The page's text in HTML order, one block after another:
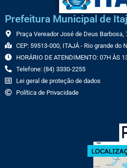
Prefeitura Municipal de
Praça Vereador José de Deus Barbosa,
CEP: 59513-000, ITAJÁ - Rio grande do
HORÁRIO DE ATENDIMENTO: 07H ÀS
Telefone: (84) 3330-2255
Lei geral de proteção de dados
Política de Privacidade